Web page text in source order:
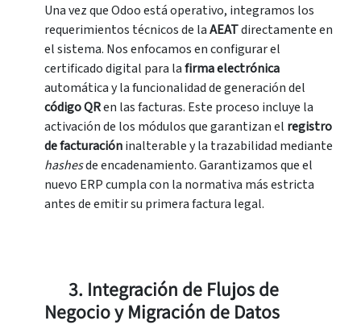
Una vez que Odoo está operativo, integramos los
requerimientos técnicos de laAEATdirectamente en
el sistema. Nos enfocamos en configurar el
certificado digital para lafirma electrónica
automática y la funcionalidad de generación del
código QRen las facturas. Este proceso incluye la
activación de los módulos que garantizan el registro
de facturacióninalterable y la trazabilidad mediante
hashesde encadenamiento. Garantizamos que el
nuevo ERP cumpla con la normativa más estricta
antes de emitir su primera factura legal.
3. Integración de Flujos de
Negocio y Migración de Datos